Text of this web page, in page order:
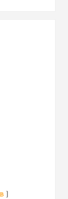
]